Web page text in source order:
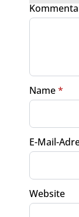
Name*
E-Mail-
Website